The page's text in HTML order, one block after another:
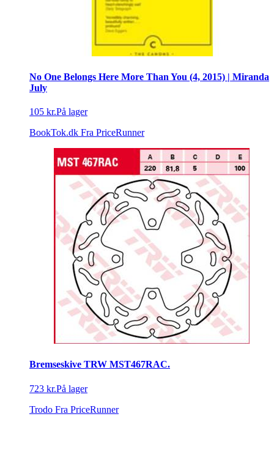
No One Belongs Here More Than You (4, 2015) | Miranda
July
105 kr.På lager
BookTok.dk Fra PriceRunner
Bremseskive TRW MST467RAC.
723 kr.På lager
Trodo Fra PriceRunner